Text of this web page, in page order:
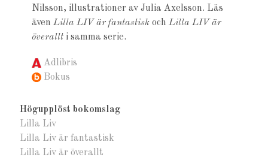
Nilsson, illustrationer av Julia Axelsson. Läs
ävenLilla LIV är fantastisk ochLilla LIV är
överallt i samma serie.
Adlibris
Bokus
Högupplöst bokomslag
Lilla Liv
Lilla Liv är fantastisk
Lilla Liv är överallt